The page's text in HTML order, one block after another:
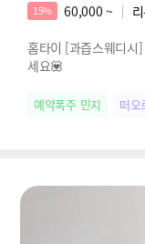
15% 60,000 ~
홈타이 [과즙스웨디시
세요💟
예약폭주 민지 떠오